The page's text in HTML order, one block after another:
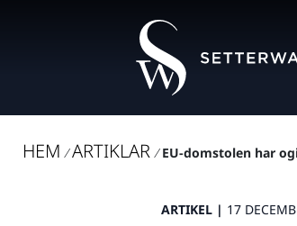
HEM / ARTIKLAR / EU-domstolen har
ARTIKEL | 17